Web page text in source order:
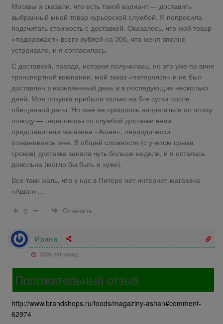
Москвы и сказали, что есть такой вариант — доставить
выбранный мной товар курьерской службой. Я попросила
подсчитать стоимость с доставкой. Оказалось, что мой товар
«подорожает» всего рублей на 300, что меня вполне
устраивало, и я согласилась.
С доставкой, правда, история получилась, но это уже по вине
транспортной компании, мой заказ «потерялся» и не был
доставлен в назначенный день и в последующие несколько
дней. Моя покупка прибыла только на 5-е сутки после
обещанной даты. Но мне не пришлось напрягаться по этому
поводу — переговоры со службой доставки вели
представители магазина «Ашан», периодически
отзваниваясь мне. В общей сложности (с учетом срыва
сроков) доставка заняла чуть больше недели, и я осталась
довольна (могло бы быть и хуже).
Все-таки жаль, что у нас в Питере нет интернет-магазина
«Ашан»…
0
Ответить
Ирина
2026 лет назад
Положительный отзыв
http://www.brandshops.ru/foods/magaziny-ashan#comment-
62974